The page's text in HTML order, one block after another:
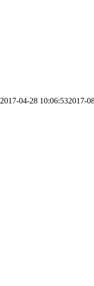
2017-04-28 10:06:532017-